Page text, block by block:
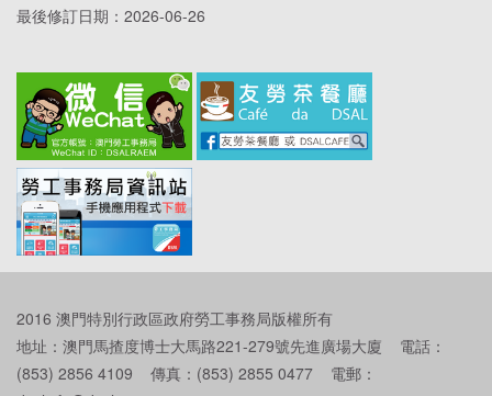
最後修訂日期： 2026-06-26
2016 澳門特別行政區政府勞工事務局版權所有
地址：澳門馬揸度博士大馬路221-279號先進廣場大廈 電話：
(853) 2856 4109 傳真：(853) 2855 0477 電郵：